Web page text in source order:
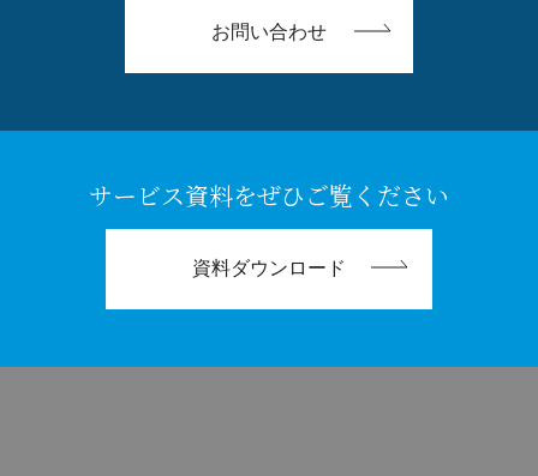
お問い合わせ
サービス資料をぜひご覧ください
資料ダウンロード